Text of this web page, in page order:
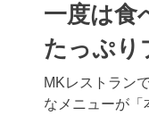
一度は食
たっぷり
MKレストラン
なメニューが